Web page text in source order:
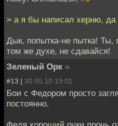
> а я бы написал херню,
Дык, попытка-не пытка! Ты,
том же духе, не сдавайся!
Зеленый Орк »
#13 | 30.05.10 19:01
Бои с Федором просто
постоянно.